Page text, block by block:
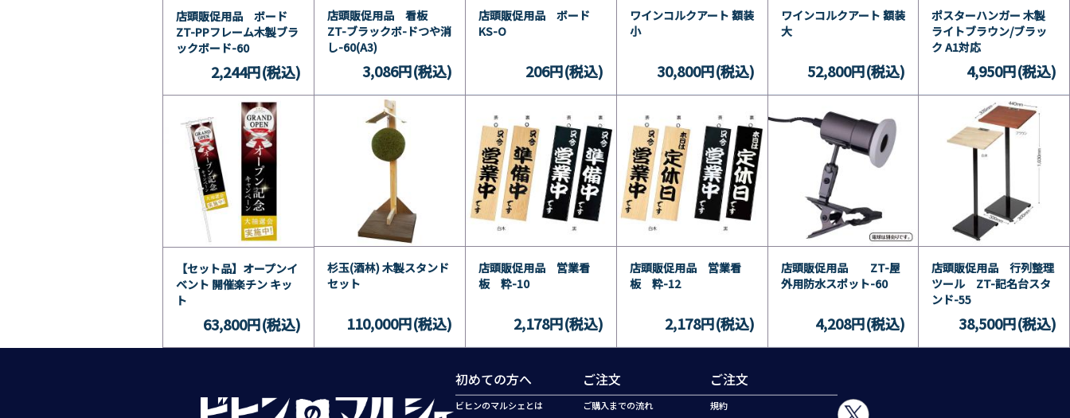
店頭販促用品 ボード
ZT-PPフレーム木製ブラ
ックボード-60
2,244円(税込)
店頭販促用品 看板
ZT-ブラックボ-ドつや消
し-60(A3)
3,086円(税込)
店頭販促用品 ボード
KS-O
206円(税込)
ワインコルクアート 額装
小
30,800円(税込)
ワインコルクアート 額装
大
52,800円(税込)
ポスターハンガー 木製
ライトブラウン/ブラッ
ク A1対応
4,950円(税込)
【セット品】オープンイ
ベント 開催楽チン キッ
ト
63,800円(税込)
杉玉(酒林) 木製スタンド
セット
110,000円(税込)
店頭販促用品 営業看
板 粋-10
2,178円(税込)
店頭販促用品 営業看
板 粋-12
2,178円(税込)
店頭販促用品 ZT-屋
外用防水スポット-60
4,208円(税込)
店頭販促用品 行列整理
ツール ZT-記名台スタ
ンド-55
38,500円(税込)
初めての方へ
ビヒンのマルシェとは
ご注文
ご購入までの流れ
ご注文
規約